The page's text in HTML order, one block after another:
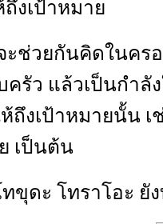
ถึงเป้าหมาย
ะช่วยกันคิดในคร
ครัว แล้วเป็นกำลั
ถึงเป้าหมายนั้น
เป็นต้น
ขุดะ โทราโอะ ยั